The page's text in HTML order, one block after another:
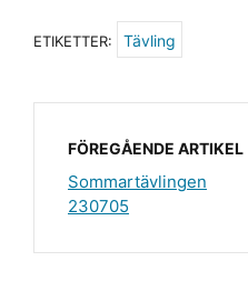
ETIKETTER: Tävling
FÖREGÅENDE ARTIKEL
Sommartävlingen
230705